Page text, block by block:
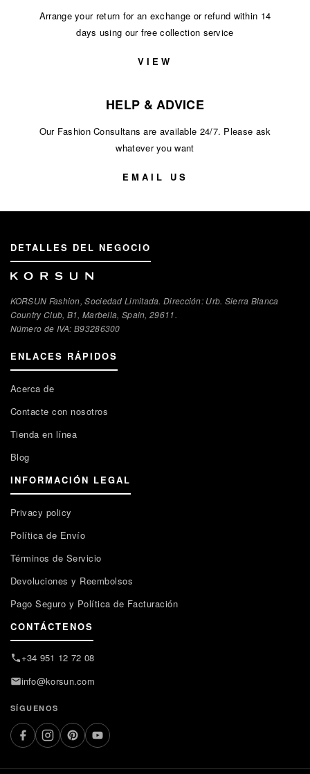
Arrange your return for an exchange or refund within 14
days using our free collection service
VIEW
HELP & ADVICE
Our Fashion Consultans are available 24/7. Please ask
whatever you want
EMAIL US
DETALLES DEL NEGOCIO
KORSUN Fashion, Sociedad Limitada. Dirección: Urb. Sierra Blanca
Country Club, B1, Marbella, Spain, 29611.
Número de IVA: В93286300
ENLACES RÁPIDOS
Acerca de
Contacte con nosotros
Tienda en línea
Blog
INFORMACIÓN LEGAL
Privacy policy
Política de Envío
Términos de Servicio
Devoluciones y Reembolsos
Pago Seguro y Política de Facturación
CONTÁCTENOS
+34 951 12 72 08
info@korsun.com
SÍGUENOS